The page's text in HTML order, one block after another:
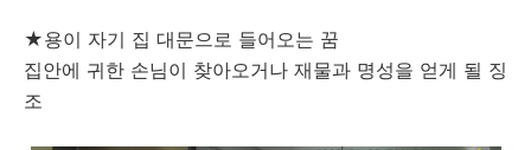
★용이 자기 집 대문으로 들어오는 꿈
집안에 귀한 손님이 찾아오거나 재물과 명성을 얻게 될 징
조